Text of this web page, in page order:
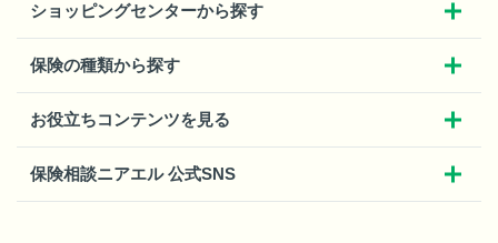
ショッピングセンターから探す
保険の種類から探す
お役立ちコンテンツを見る
保険相談ニアエル 公式SNS